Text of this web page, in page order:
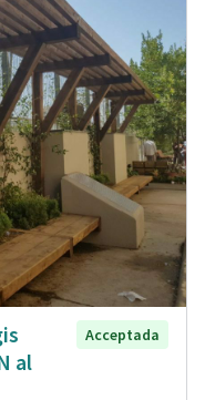
al
Acceptada